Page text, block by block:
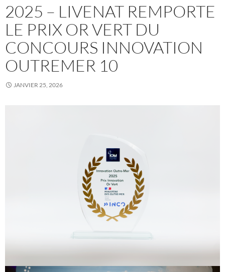
2025 – LIVENAT REMPORTE
LE PRIX OR VERT DU
CONCOURS INNOVATION
OUTREMER 10
JANVIER 25, 2026